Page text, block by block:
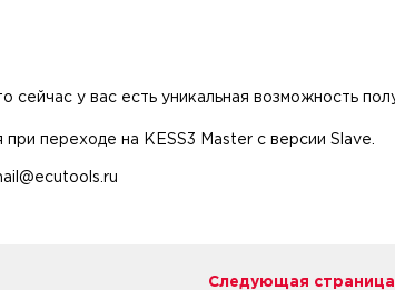
то сейчас у вас есть уникальная возможность
переходе на KESS3 Master с версии Slave.
Следующая страница